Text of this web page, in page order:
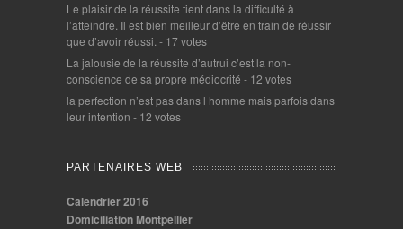
Le plaisir de la réussite tient dans la difficulté à
l’atteindre. Il est bien meilleur d’être en train de réussir
que d’avoir réussi. - 17 votes
La jalousie de la réussite d’autrui c’est la non-
conscience de sa propre médiocrité - 12 votes
la perfection n’est pas dans l homme mais parfois dans
leur intention - 12 votes
PARTENAIRES WEB
Calendrier 2016
Domiciliation Montpellier